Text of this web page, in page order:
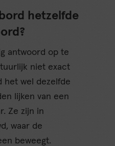
hetzelfde
antwoord op te
niet exact
het wel dezelfde
lijken van een
Ze zijn in
waar de
beweegt.